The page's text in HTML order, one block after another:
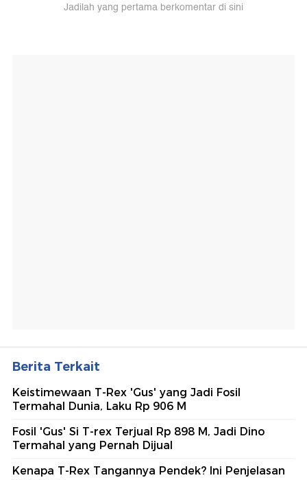
Jadilah yang pertama berkomentar di sini
Berita Terkait
Keistimewaan T-Rex 'Gus' yang Jadi Fosil
Termahal Dunia, Laku Rp 906 M
Fosil 'Gus' Si T-rex Terjual Rp 898 M, Jadi Dino
Termahal yang Pernah Dijual
Kenapa T-Rex Tangannya Pendek? Ini Penjelasan